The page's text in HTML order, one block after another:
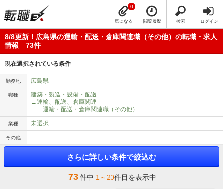
気になる
0
閲覧履歴 検索 ログイン
8/8更新！広島県の運輸・配送・倉庫関連職（その他）の転職・求人
情報 73件
現在選択されている条件
勤務地 広島県
職種
建築・製造・設備・配送
∟運輸、配送、倉庫関連
∟運輸・配送・倉庫関連職（その他）
業種 未選択
その他
さらに詳しい条件で絞込む
73件中 1～20件目を表示中